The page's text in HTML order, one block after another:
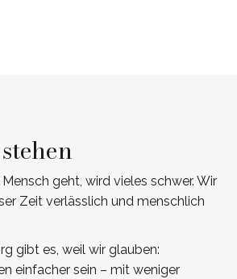
geht, wird vieles schwer. Wir
Zeit verlässlich und menschlich
gibt es, weil wir glauben:
einfacher sein – mit weniger